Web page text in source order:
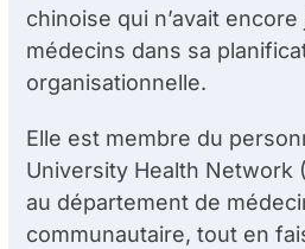
chinoise qui n’avait
médecins dans sa
organisationnelle.
Elle est membre du
University Health Network
au département de
communautaire, tout en